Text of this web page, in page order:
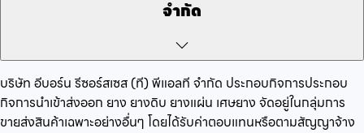
จำกัด
บริษัท อีบอร์น รีซอร์สเซส (ที) พีแอลที จำกัด ประกอบกิจการประกอบ
กิจการนำเข้าส่งออก ยาง ยางดิบ ยางแผ่น เศษยาง จัดอยู่ในกลุ่มการ
ขายส่งสินค้าเฉพาะอย่างอื่นๆ โดยได้รับค่าตอบแทนหรือตามสัญญาจ้าง